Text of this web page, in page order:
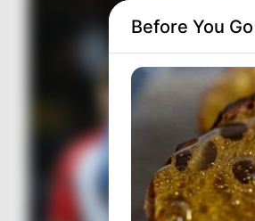
Before You Go